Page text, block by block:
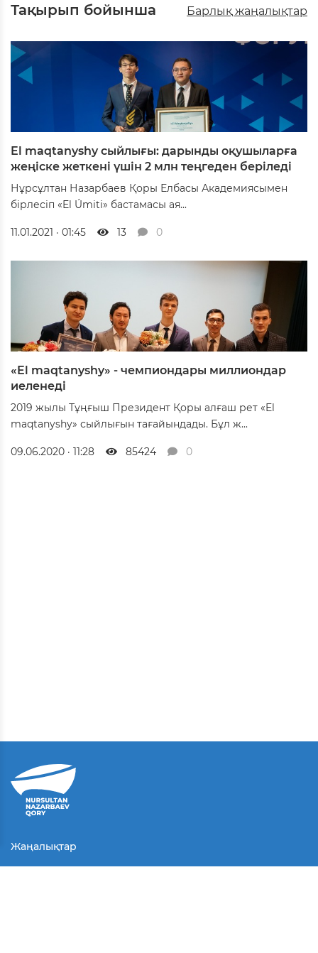
Тақырып бойынша Барлық жаңалықтар
El maqtanyshy сыйлығы: дарынды оқушыларға
жеңіске жеткені үшін 2 млн теңгеден беріледі
Нұрсұлтан Назарбаев Қоры Елбасы Академиясымен
бірлесіп «El Úmiti» бастамасы ая...
11.01.2021 · 01:45 13 0
«El maqtanyshy» - чемпиондары миллиондар
иеленеді
2019 жылы Тұңғыш Президент Қоры алғаш рет «El
maqtanyshy» сыйлығын тағайындады. Бұл ж...
09.06.2020 · 11:28 85424 0
Жаңалықтар